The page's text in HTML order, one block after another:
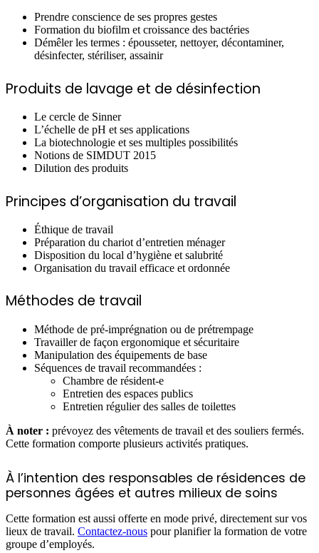
Prendre conscience de ses propres gestes
Formation du biofilm et croissance des bactéries
Démêler les termes : épousseter, nettoyer, décontaminer,
désinfecter, stériliser, assainir
Produits de lavage et de désinfection
Le cercle de Sinner
L’échelle de pH et ses applications
La biotechnologie et ses multiples possibilités
Notions de SIMDUT 2015
Dilution des produits
Principes d’organisation du travail
Éthique de travail
Préparation du chariot d’entretien ménager
Disposition du local d’hygiène et salubrité
Organisation du travail efficace et ordonnée
Méthodes de travail
Méthode de pré-imprégnation ou de prétrempage
Travailler de façon ergonomique et sécuritaire
Manipulation des équipements de base
Séquences de travail recommandées :
Chambre de résident-e
Entretien des espaces publics
Entretien régulier des salles de toilettes
À noter : prévoyez des vêtements de travail et des souliers fermés.
Cette formation comporte plusieurs activités pratiques.
À l’intention des responsables de résidences de
personnes âgées et autres milieux de soins
Cette formation est aussi offerte en mode privé, directement sur vos
lieux de travail. Contactez-nous pour planifier la formation de votre
groupe d’employés.